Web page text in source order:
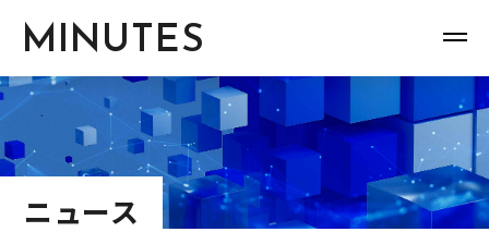
MINUTES
ニュース